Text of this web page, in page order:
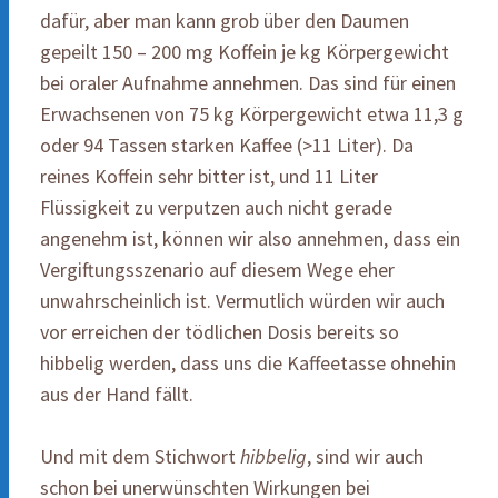
dafür, aber man kann grob über den Daumen
gepeilt 150 – 200 mg Koffein je kg Körpergewicht
bei oraler Aufnahme annehmen. Das sind für einen
Erwachsenen von 75 kg Körpergewicht etwa 11,3 g
oder 94 Tassen starken Kaffee (>11 Liter). Da
reines Koffein sehr bitter ist, und 11 Liter
Flüssigkeit zu verputzen auch nicht gerade
angenehm ist, können wir also annehmen, dass ein
Vergiftungsszenario auf diesem Wege eher
unwahrscheinlich ist. Vermutlich würden wir auch
vor erreichen der tödlichen Dosis bereits so
hibbelig werden, dass uns die Kaffeetasse ohnehin
aus der Hand fällt.
Und mit dem Stichworthibbelig, sind wir auch
schon bei unerwünschten Wirkungen bei